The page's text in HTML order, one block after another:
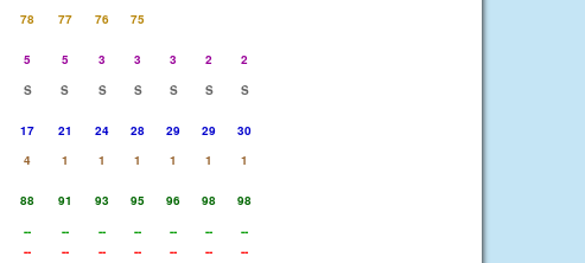
78 77 76
75
5 5 3 3 3 2
2
S S S S S S
S
17 21 24 28 29 29
30
4 1 1 1 1 1
1
88 91 93 95 96 98
98
-- -- -- -- -- --
--
-- -- -- -- -- -- --